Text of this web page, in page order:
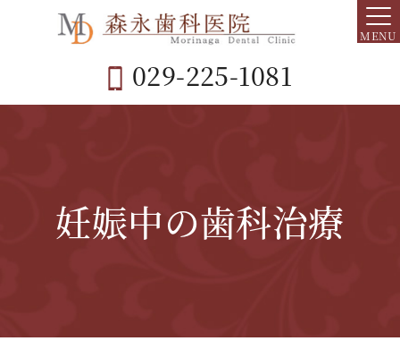
029-225-1081
MENU
妊娠中の歯科治療